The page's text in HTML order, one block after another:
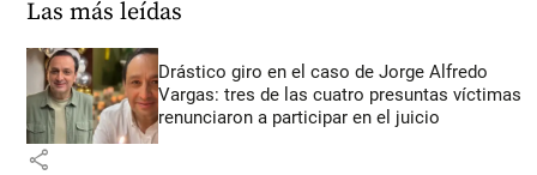
Las más leídas
Drástico giro en el caso de Jorge Alfredo
Vargas: tres de las cuatro presuntas víctimas
renunciaron a participar en el juicio
share